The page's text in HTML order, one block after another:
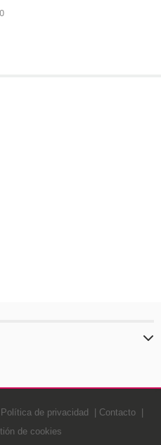
Política de privacidad
Contacto
de cookies